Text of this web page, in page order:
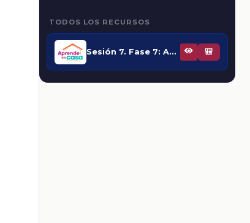
TODOS LOS RECURSOS
Sesión 7. Fase 7: Analizar diversas perspectivas visuales y su efecto 🎒